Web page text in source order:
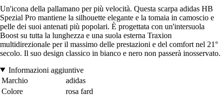
Un'icona della pallamano per più velocità. Questa scarpa adidas HB
Spezial Pro mantiene la silhouette elegante e la tomaia in camoscio e
pelle dei suoi antenati più popolari. È progettata con un'intersuola
Boost su tutta la lunghezza e una suola esterna Traxion
multidirezionale per il massimo delle prestazioni e del comfort nel 21°
secolo. Il suo design classico in bianco e nero non passerà inosservato.
Informazioni aggiuntive
Marchio
adidas
Colore
rosa fard